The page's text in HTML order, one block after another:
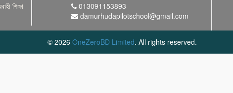
শিক্ষা
013091153893
damurhudapilotschool@gmail.com
© 2026 OneZeroBD Limited. All rights reserved.